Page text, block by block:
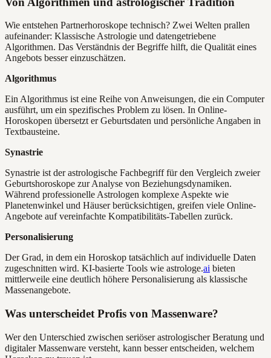
Wie entstehen Partnerhoroskope technisch? Zwei Welten prallen
aufeinander: Klassische Astrologie und datengetriebene
Algorithmen. Das Verständnis der Begriffe hilft, die Qualität eines
Angebots besser einzuschätzen.
Algorithmus
Ein Algorithmus ist eine Reihe von Anweisungen, die ein Computer
ausführt, um ein spezifisches Problem zu lösen. In Online-
Horoskopen übersetzt er Geburtsdaten und persönliche Angaben in
Textbausteine.
Synastrie
Synastrie ist der astrologische Fachbegriff für den Vergleich zweier
Geburtshoroskope zur Analyse von Beziehungsdynamiken.
Während professionelle Astrologen komplexe Aspekte wie
Planetenwinkel und Häuser berücksichtigen, greifen viele Online-
Angebote auf vereinfachte Kompatibilitäts-Tabellen zurück.
Personalisierung
Der Grad, in dem ein Horoskop tatsächlich auf individuelle Daten
zugeschnitten wird. KI-basierte Tools wie astrologe.ai bieten
mittlerweile eine deutlich höhere Personalisierung als klassische
Massenangebote.
Was unterscheidet Profis von Massenware?
Wer den Unterschied zwischen seriöser astrologischer Beratung und
digitaler Massenware versteht, kann besser entscheiden, welchem